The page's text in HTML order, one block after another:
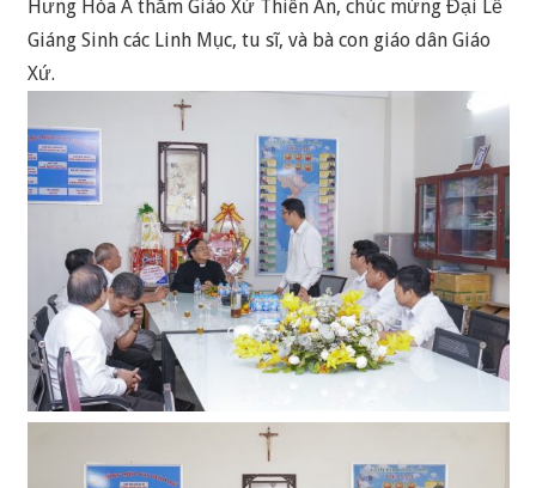
Hưng Hòa A thăm Giáo Xứ Thiên Ân, chúc mừng Đại Lễ
Giáng Sinh các Linh Mục, tu sĩ, và bà con giáo dân Giáo
Xứ.